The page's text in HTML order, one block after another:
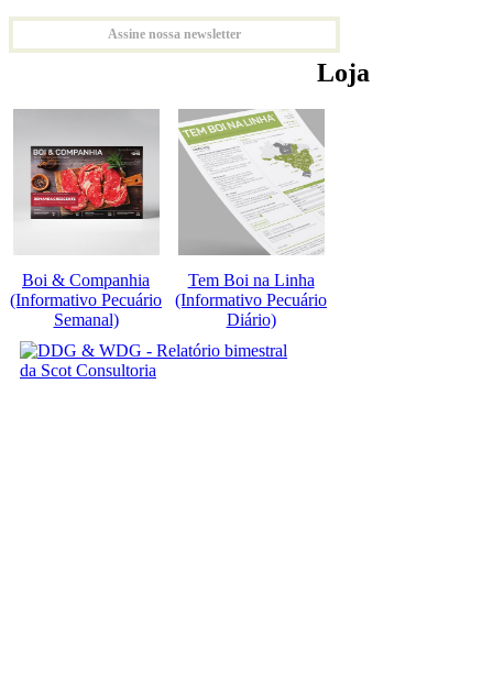
Assine nossa newsletter
Loja
Boi & Companhia
(Informativo Pecuário
Semanal)
Tem Boi na Linha
(Informativo Pecuário
Diário)